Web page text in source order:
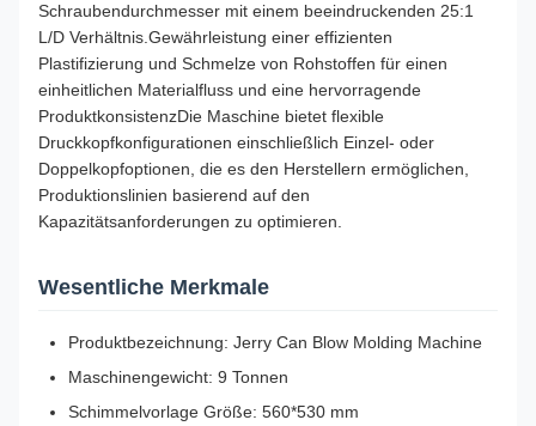
Schraubendurchmesser mit einem beeindruckenden 25:1
L/D Verhältnis.Gewährleistung einer effizienten
Plastifizierung und Schmelze von Rohstoffen für einen
einheitlichen Materialfluss und eine hervorragende
ProduktkonsistenzDie Maschine bietet flexible
Druckkopfkonfigurationen einschließlich Einzel- oder
Doppelkopfoptionen, die es den Herstellern ermöglichen,
Produktionslinien basierend auf den
Kapazitätsanforderungen zu optimieren.
Wesentliche Merkmale
Produktbezeichnung: Jerry Can Blow Molding Machine
Maschinengewicht: 9 Tonnen
Schimmelvorlage Größe: 560*530 mm